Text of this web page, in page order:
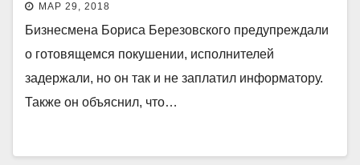
МАР 29, 2018
Бизнесмена Бориса Березовского предупреждали
о готовящемся покушении, исполнителей
задержали, но он так и не заплатил информатору.
Также он объяснил, что…